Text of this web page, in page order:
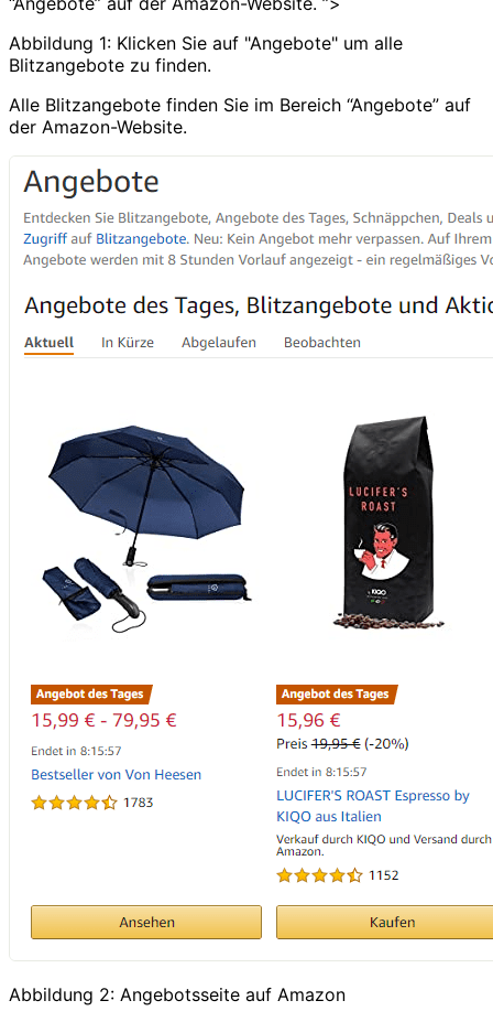
Abbildung 1: Klicken Sie auf "Angebote" um alle
Blitzangebote zu finden.
Alle Blitzangebote finden Sie im Bereich “Angebote” auf
der Amazon-Website.
Abbildung 2: Angebotsseite auf Amazon